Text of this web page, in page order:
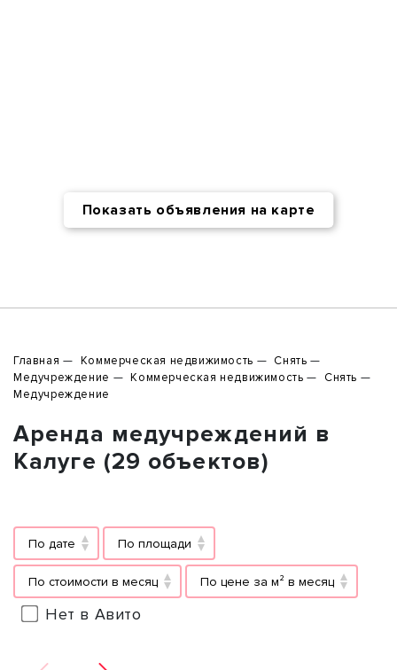
Показать объявления на карте
Главная Коммерческая недвижимость
Снять
Медучреждение
Коммерческая недвижимость
Снять
Медучреждение
Аренда медучреждений в
Калуге (29 объектов)
По дате По площади
По стоимости в месяц По цене за м² в месяц
Нет в Авито